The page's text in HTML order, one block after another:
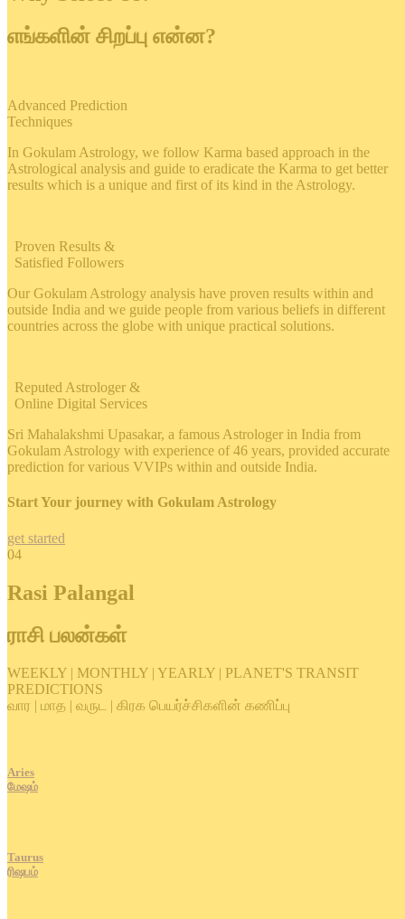
எங்களின் சிறப்பு என்ன?
Advanced Prediction
Techniques
In Gokulam Astrology, we follow Karma based approach in the
Astrological analysis and guide to eradicate the Karma to get better
results which is a unique and first of its kind in the Astrology.
Proven Results &
Satisfied Followers
Our Gokulam Astrology analysis have proven results within and
outside India and we guide people from various beliefs in different
countries across the globe with unique practical solutions.
Reputed Astrologer &
Online Digital Services
Sri Mahalakshmi Upasakar, a famous Astrologer in India from
Gokulam Astrology with experience of 46 years, provided accurate
prediction for various VVIPs within and outside India.
Start Your journey with Gokulam Astrology
get started
04
Rasi Palangal
ராசி பலன்கள்
WEEKLY | MONTHLY | YEARLY | PLANET'S TRANSIT
PREDICTIONS
வார | மாத | வருட | கிரக பெயர்ச்சிகளின் கணிப்பு
Aries
மேஷம்
Taurus
ரிஷபம்